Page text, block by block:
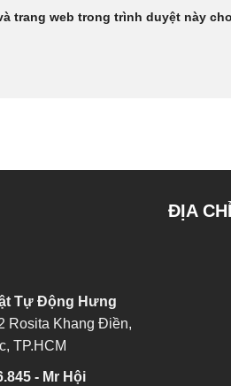
trang web trong trình duyệt này
Tự Động Hưng
Rosita Khang Điền,
TP.HCM
- Mr Hội
ĐỊA